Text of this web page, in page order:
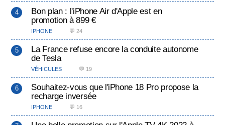
Bon plan : l'iPhone Air d'Apple est en
promotion à 899 €
IPHONE 💬 24
La France refuse encore la conduite autonome
de Tesla
VÉHICULES 💬 19
Souhaitez-vous que l'iPhone 18 Pro propose la
recharge inversée
IPHONE 💬 16